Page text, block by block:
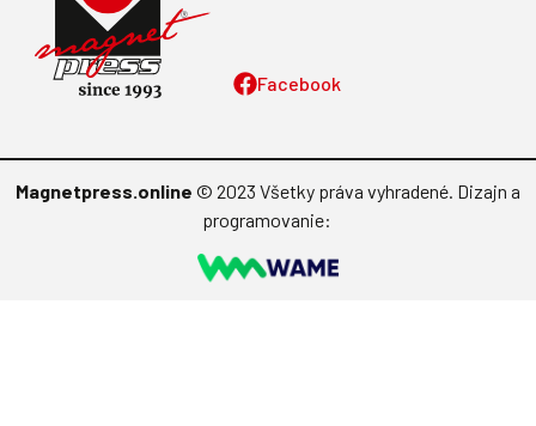
Facebook
Magnetpress.online © 2023 Všetky práva vyhradené. Dizajn a
programovanie: